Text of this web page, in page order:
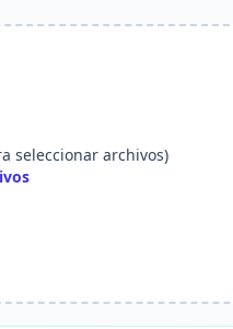
seleccionar archivos)